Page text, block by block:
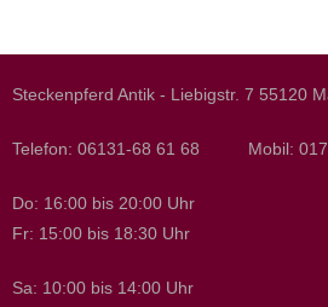
Steckenpferd Antik - Liebigstr. 7 55120
Telefon: 06131-68 61 68 Mobil:
Do: 16:00 bis 20:00 Uhr
Fr: 15:00 bis 18:30 Uhr
Sa: 10:00 bis 14:00 Uhr